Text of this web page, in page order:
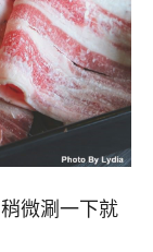
微涮一下就